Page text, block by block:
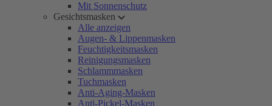
Mit Sonnenschutz
Gesichtsmasken
Alle anzeigen
Augen- & Lippenmasken
Feuchtigkeitsmasken
Reinigungsmasken
Schlammmasken
Tuchmasken
Anti-Aging-Masken
Anti-Pickel-Masken